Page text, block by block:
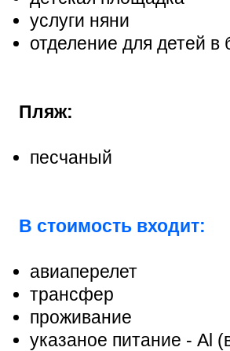
услуги няни
отделение для детей
Пляж:
песчаный
В стоимость входит:
авиаперелет
трансфер
проживание
указаное питание - Al